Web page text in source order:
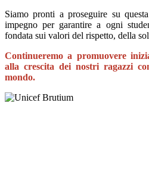
Siamo pronti a proseguire su
impegno per garantire a ogni
fondata sui valori del rispetto, della
Continueremo a promuovere
alla crescita dei nostri ragazzi
mondo.